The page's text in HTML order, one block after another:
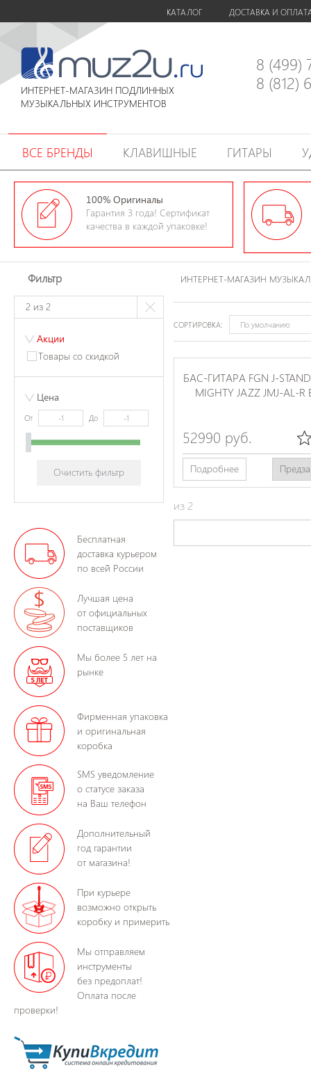
КАТАЛОГ ДОСТАВКА И
ИНТЕРНЕТ-МАГАЗИН ПОДЛИННЫХ
МУЗЫКАЛЬНЫХ ИНСТРУМЕНТОВ
8 (499)
8 (812)
ВСЕ БРЕНДЫ КЛАВИШНЫЕ ГИТАРЫ
100% Оригиналы
Гарантия 3 года! Сертификат
качества в каждой упаковке!
Фильтр
2 из 2
Акции
Товары со скидкой
Цена
От До
Очистить фильтр
Бесплатная
доставка курьером
по всей России
Лучшая цена
от официальных
поставщиков
Мы более 5 лет на
рынке
Фирменная упаковка
и оригинальная
коробка
SMS уведомление
о статусе заказа
на Ваш телефон
Дополнительный
год гарантии
от магазина!
При курьере
возможно открыть
коробку и примерить
Мы отправляем
инструменты
без предоплат!
Оплата после
проверки!
ИНТЕРНЕТ-МАГАЗИН
СОРТИРОВКА:
БАС-ГИТАРА FGN J-
MIGHTY JAZZ JMJ-AL-R
52990 руб.
Подробнее
из 2